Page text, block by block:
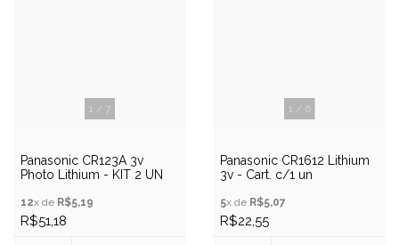
1 / 7
Panasonic CR123A 3v
Photo Lithium - KIT 2 UN
12x de R$5,19
R$51,18
1 / 6
Panasonic CR1612 Lithium
3v - Cart. c/1 un
5x de R$5,07
R$22,55